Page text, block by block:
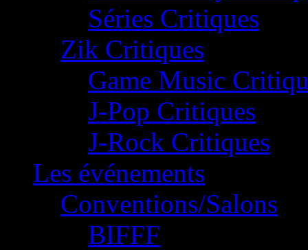
Séries Critiques
Zik Critiques
Game Music
J-Pop Critiques
J-Rock Critiques
Les événements
Conventions/Salons
BIFFF